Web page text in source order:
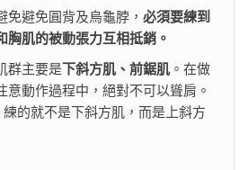
免避免圓背及烏龜脖， 必須要練到
胸肌的被動張力互相抵銷。
群主要是下斜方肌、前鋸肌 。在做
意動作過程中，絕對不可以聳肩。
的就不是下斜方肌，而是上斜方